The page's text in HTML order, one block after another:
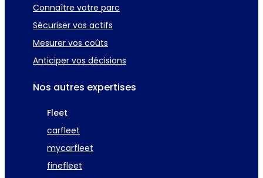
Connaître votre parc
Sécuriser vos actifs
Mesurer vos coûts
Anticiper vos décisions
Nos autres expertises
Fleet
carfleet
mycarfleet
finefleet